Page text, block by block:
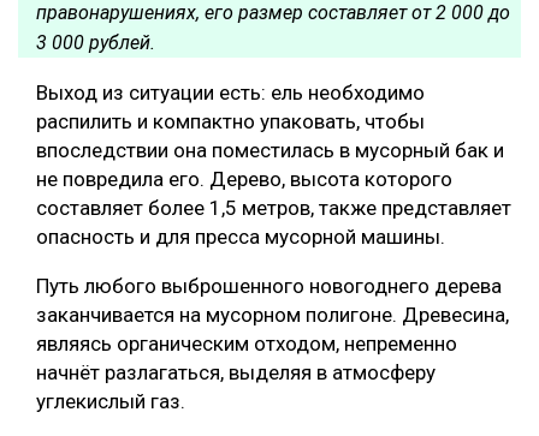
правонарушениях, его размер составляет от 2 000 до
3 000 рублей.
Выход из ситуации есть: ель необходимо
распилить и компактно упаковать, чтобы
впоследствии она поместилась в мусорный бак и
не повредила его. Дерево, высота которого
составляет более 1,5 метров, также представляет
опасность и для пресса мусорной машины.
Путь любого выброшенного новогоднего дерева
заканчивается на мусорном полигоне. Древесина,
являясь органическим отходом, непременно
начнёт разлагаться, выделяя в атмосферу
углекислый газ.